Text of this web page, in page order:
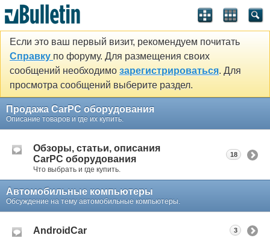
Если это ваш первый визит, рекомендуем почитать
Справку по форуму. Для размещения своих
сообщений необходимо зарегистрироваться. Для
просмотра сообщений выберите раздел.
Продажа CarPC оборудования
Описание товаров и где их купить.
Обзоры, статьи, описания
CarPC оборудования
Что выбрать и где купить.
18
Автомобильные компьютеры
Обсуждение на тему автомобильные компьютеры.
AndroidCar 3